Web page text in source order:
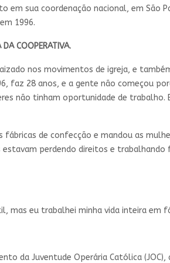
sua coordenação nacional, em São
1996.
DA COOPERATIVA.
nos movimentos de igreja, e
faz 28 anos, e a gente não começou
não tinham oportunidade de trabalho.
de confecção e mandou as
perdendo direitos e
mas eu trabalhei minha vida inteira em
da Juventude Operária Católica